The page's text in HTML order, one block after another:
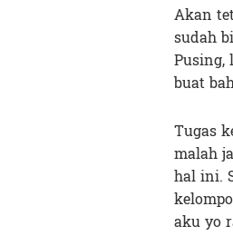
Akan
sudah
buat
Tugas
malah
hal ini.
aku yo